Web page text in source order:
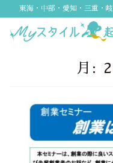
東海・中部・愛知・三重・
月: